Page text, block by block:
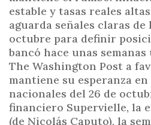
estable y tasas reales
aguarda señales claras de
octubre para definir
bancó hace unas
The Washington Post a
mantiene su esperanza
nacionales del 26 de
financiero Supervielle, la
(de Nicolás Caputo), la